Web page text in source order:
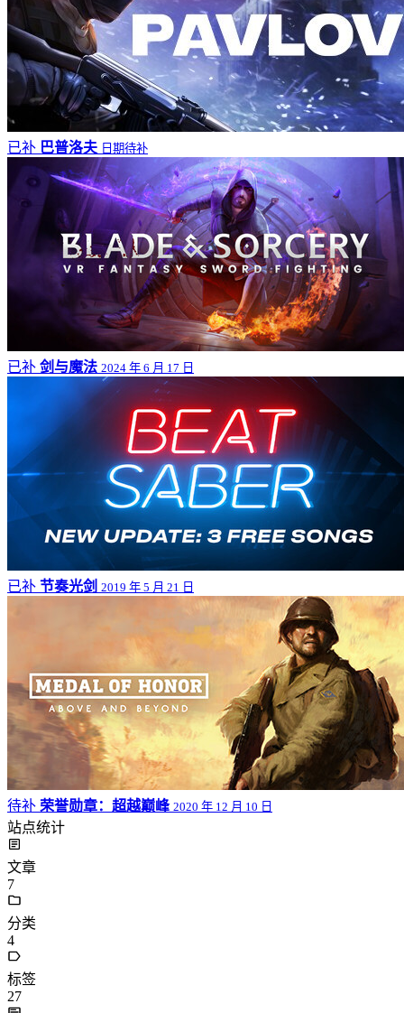
已补 巴普洛夫 日期待补
已补 剑与魔法 2024 年 6 月 17 日
已补 节奏光剑 2019 年 5 月 21 日
待补 荣誉勋章：超越巅峰 2020 年 12 月 10 日
站点统计
文章
7
分类
4
标签
27